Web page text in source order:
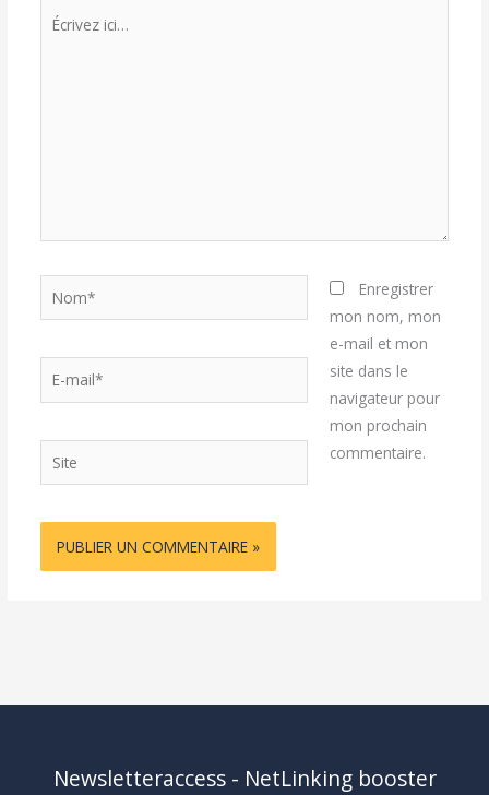
Écrivez
mail*
Enregistrer
mon nom, mon
e-mail et mon
site dans le
navigateur pour
mon prochain
commentaire.
Newsletteraccess - NetLinking booster